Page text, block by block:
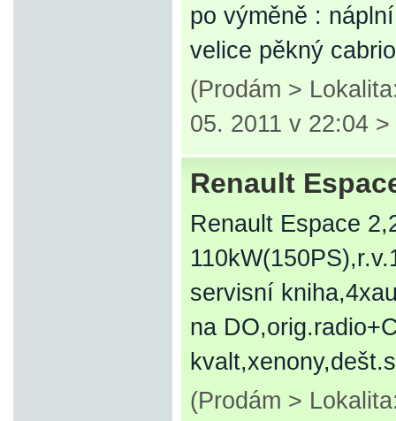
po výměně :
velice pěkný
(Prodám >
05. 2011 v 22:04 >
Renault
Renault Espace
servisní
na
(Prodám >